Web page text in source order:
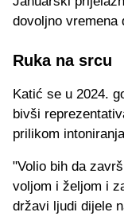
dovoljno vremena
Ruka na srcu
Katić se u 2024.
bivši
prilikom
"Volio bih da
voljom i željom i
državi ljudi dijele